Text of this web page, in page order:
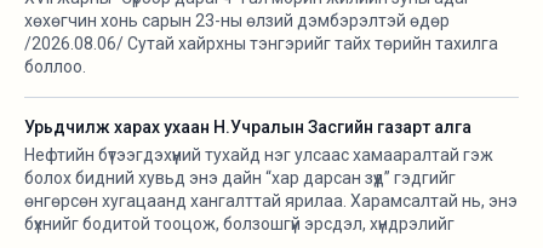
хөхөгчин хонь сарын 23-ны өлзий дэмбэрэлтэй өдөр
/2026.08.06/ Сутай хайрхны тэнгэрийг тайх төрийн тахилга
боллоо.
Урьдчилж харах ухаан Н.Учралын Засгийн газарт алга
Нефтийн бүтээгдэхүүний тухайд нэг улсаас хамааралтай гэж
болох бидний хувьд энэ дайн “хар дарсан зүүд” гэдгийг
өнгөрсөн хугацаанд хангалттай ярилаа. Харамсалтай нь, энэ
бүхнийг бодитой тооцож, болзошгүй эрсдэл, хүндрэлийг